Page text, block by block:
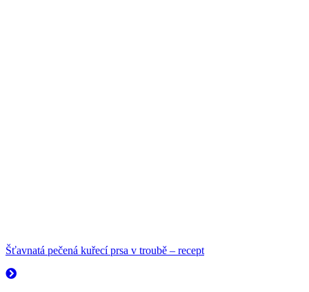
Šťavnatá pečená kuřecí prsa v troubě – recept